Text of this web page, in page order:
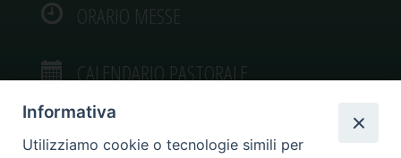
ORARIO MESSE
CALENDARIO PASTORALE
Informativa
Utilizziamo cookie o tecnologie simili per